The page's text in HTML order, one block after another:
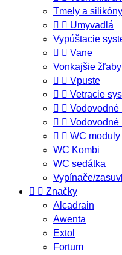
Tmely a silikóny
  Umyvadlá
Vypúštacie
  Vane
Vonkajšie žľaby
  Vpuste
  Vetracie
  Vodovodné
  Vodovodné
  WC moduly
WC Kombi
WC sedátka
Vypínače/
  Značky
Alcadrain
Awenta
Extol
Fortum